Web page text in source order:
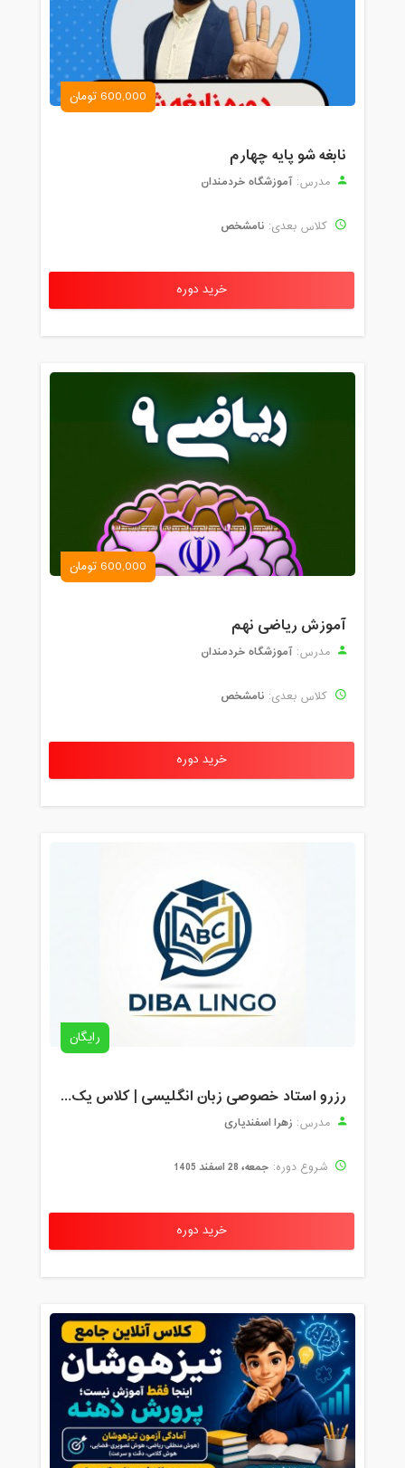
مدت کلاس : 01:35 ساعت
سه شنبه، 20 آبان 1399 / ساعت: 21:10 -
22:35
مدت کلاس : 01:25 ساعت
15:35
مدت کلاس : 01:35 ساعت
مدت کلاس : 01:35 ساعت
17:05
مدت کلاس : 01:35 ساعت
15:35
مدت کلاس : 01:35 ساعت
یکشنبه، 2 آذر 1399 / ساعت: 15:25 - 17:05
مدت کلاس : 01:30 ساعت
22:35
مدت کلاس : 01:35 ساعت
چهارشنبه، 5 آذر 1399 / ساعت: 14:15 -
600,000 تومان
نابغه شو پایه چهارم
مدرس: آموزشگاه خردمندان
کلاس بعدی: نامشخص
خرید دوره
600,000 تومان
آموزش ریاضی نهم
مدرس: آموزشگاه خردمندان
کلاس بعدی: نامشخص
خرید دوره
رایگان
رزرو استاد خصوصی زبان انگلیسی | کلاس یک‌نفره با زهرا اسفندیاری + مشاوره رایگان
مدرس: زهرا اسفندیاری
شروع دوره: جمعه، 28 اسفند 1405
خرید دوره